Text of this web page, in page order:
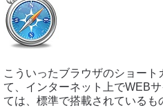
こういったブラウザのショー
て、インターネット上でWEB
ては、標準で搭載されている